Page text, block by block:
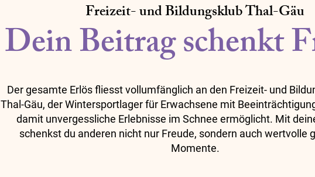
Freizeit- und Bildungsklub Thal-Gäu
Dein Beitrag schenkt
Der gesamte Erlös fliesst vollumfänglich an den Freizeit- und
Thal-Gäu, der Wintersportlager für Erwachsene mit
damit unvergessliche Erlebnisse im Schnee ermöglicht. Mit
schenkst du anderen nicht nur Freude, sondern auch wertvolle
Momente.